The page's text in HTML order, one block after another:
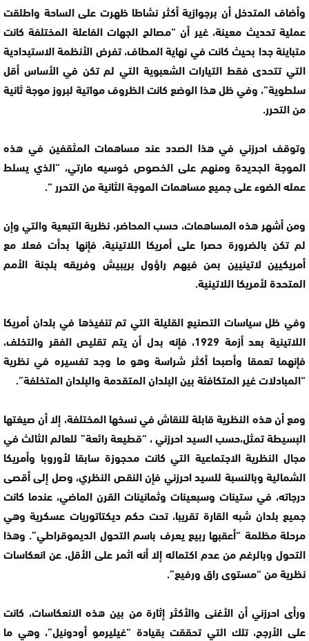
وأضاف المتدخل أن برجوازية أكثر نشاطا ظهرت على الساحة واطلقت
عملية تحديث معينة، غير أن “مصالح الجهات الفاعلة المختلفة كانت
متباينة جدا بحيث كانت في نهاية المطاف، تفرض الأنظمة الاستبدادية
التي تتحدى فقط التيارات الشعبوية التي لم تكن في الأساس أقل
سلطوية”، وفي ظل هذا الوضع كانت الظروف مواتية لبروز موجة ثانية
من التحرر.
وتوقف احرزني في هذا الصدد عند مساهمات المثقفين في هذه
الموجة الجديدة ومنهم على الخصوص خوسيه مارتي، “الذي يسلط
عمله الضوء على جميع مساهمات الموجة الثانية من التحرر “.
ومن أشهر هذه المساهمات، حسب المحاضر، نظرية التبعية والتي وإن
لم تكن بالضرورة حصرا على أمريكا اللاتينية، فإنها بدأت فعلا مع
أمريكيين لاتينيين بمن فيهم راؤول بريبيش وفريقه بلجنة الأمم
المتحدة لأمريكا اللاتينية.
وفي ظل سياسات التصنيع القليلة التي تم تنفيذها في بلدان أمريكا
اللاتينية بعد أزمة 1929، فإنه بدل أن يتم تقليص الفقر والتخلف،
فإنهما تعمقا وأصبحا أكثر شراسة وهو ما وجد تفسيره في نظرية
“المبادلات غير المتكافئة بين البلدان المتقدمة والبلدان المتخلفة”.
ومع أن هذه النظرية قابلة للنقاش في نسخها المختلفة، إلا أن صيغتها
البسيطة تمثل،حسب السيد احرزني ، “قطيعة رائعة” للعالم الثالث في
مجال النظرية الاجتماعية التي كانت محجوزة سابقا لأوروبا وأمريكا
الشمالية وبالنسبة للسيد احرزني فإن النقص النظري، وصل إلى أقصى
درجاته، في ستينات وسبعينات وثمانينات القرن الماضي، عندما كانت
جميع بلدان شبه القارة تقريبا، تحت حكم ديكتاتوريات عسكرية وهي
مرحلة مظلمة “أعقبها ربيع يعرف باسم التحول الديموقراطي”. وهذا
التحول وبالرغم من عدم اكتماله إلا أنه اثمر على الأقل، عن انعكاسات
نظرية من “مستوى راق ورفيع”.
ورأى احرزني أن الأغنى والأكثر إثارة من بين هذه الانعكاسات، كانت
على الأرجح، تلك التي تحققت بقيادة “غيليرمو أودونيل”، وهي ما